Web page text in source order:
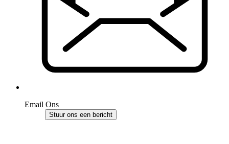
Email Ons
Stuur ons een bericht